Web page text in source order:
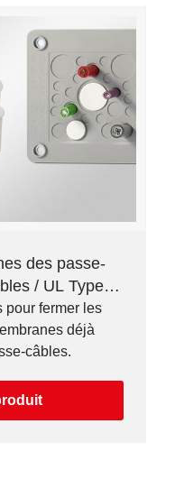
des passe-
/ UL Type
pour fermer les
déjà
câbles.